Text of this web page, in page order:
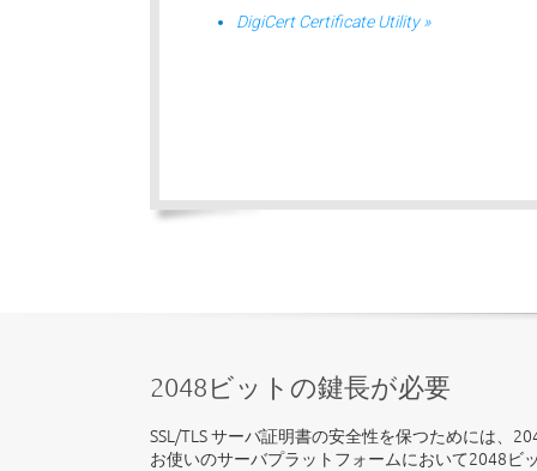
DigiCert Certificate Utility »
2048ビットの鍵長が必要
SSL/TLS サーバ証明書の安全性を保つためには、
お使いのサーバプラットフォームにおいて2048ビ